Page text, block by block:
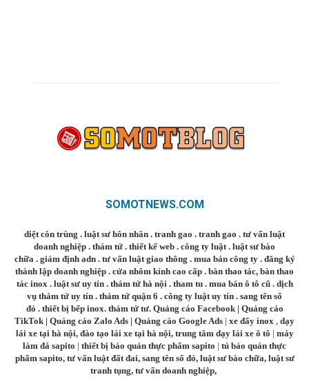
SOMOTNEWS.COM
diệt côn trùng . luật sư hôn nhân . tranh gao . tranh gao . tư vấn luật
doanh nghiệp . thám tử . thiết kế web . công ty luật . luật sư bào
chữa . giám định adn. tư vấn luật giao thông . mua bán công ty. đăng ký
thành lập doanh nghiệp . cửa nhôm kính cao cấp . bàn thao tác, bàn thao
tác inox . luật sư uy tín. thám tử hà nội . tham tu. mua bán ô tô cũ. dịch
vụ thám tử uy tín . thám tử quận 6 . công ty luật uy tín . sang tên sổ
đỏ . thiết bị bếp inox. thám tử tư. Quảng cáo Facebook| Quảng cáo
TikTok | Quảng cáo Zalo Ads | Quảng cáo Google Ads | xe đẩy inox
dạy
lái xe tại hà nội, đào tạo lái xe tại hà nội, trung tâm dạy lái xe ô tô | máy
làm đá sapito | thiết bị bảo quản thực phẩm sapito | tủ bảo quản thực
phẩm sapito, tư vấn luật đất đai, sang tên sổ đỏ, luật sư bào chữa, luật sư
tranh tụng, tư vấn doanh nghiệp,